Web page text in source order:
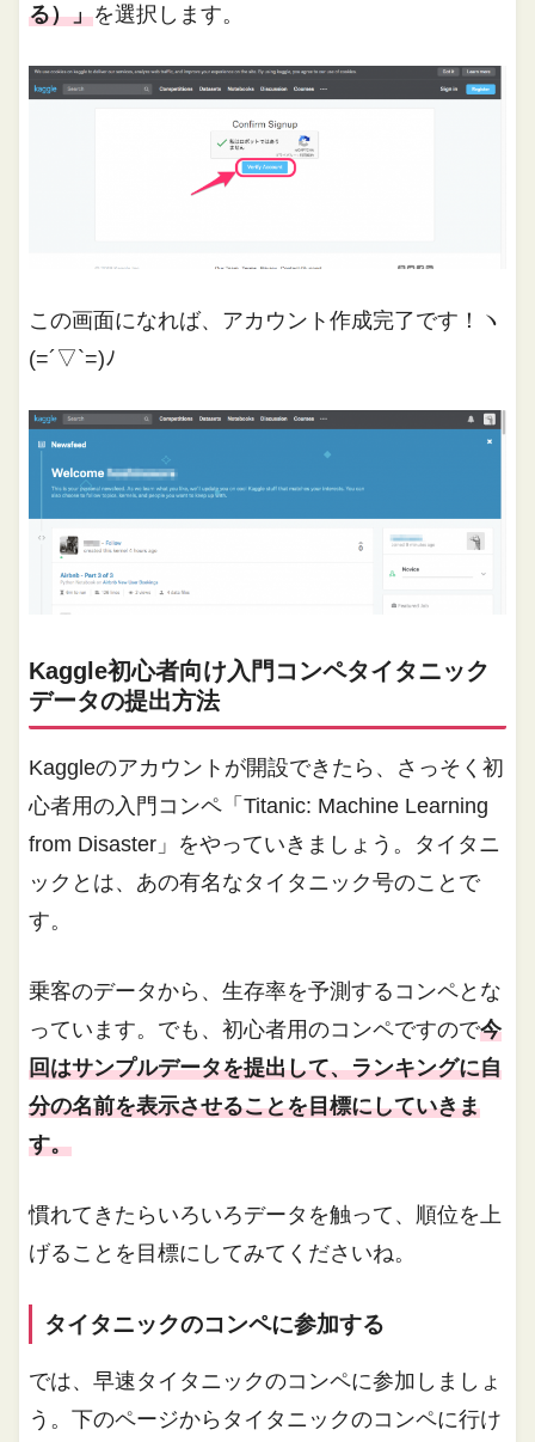
る）」を選択します。
この画面になれば、アカウント作成完了です！ヽ
(=´▽`=)ﾉ
Kaggle初心者向け入門コンペタイタニック
データの提出方法
Kaggleのアカウントが開設できたら、さっそく初
心者用の入門コンペ「Titanic: Machine Learning
from Disaster」をやっていきましょう。タイタニ
ックとは、あの有名なタイタニック号のことで
す。
乗客のデータから、生存率を予測するコンペとな
っています。でも、初心者用のコンペですので今
回はサンプルデータを提出して、ランキングに自
分の名前を表示させることを目標にしていきま
す。
慣れてきたらいろいろデータを触って、順位を上
げることを目標にしてみてくださいね。
タイタニックのコンペに参加する
では、早速タイタニックのコンペに参加しましょ
う。下のページからタイタニックのコンペに行け